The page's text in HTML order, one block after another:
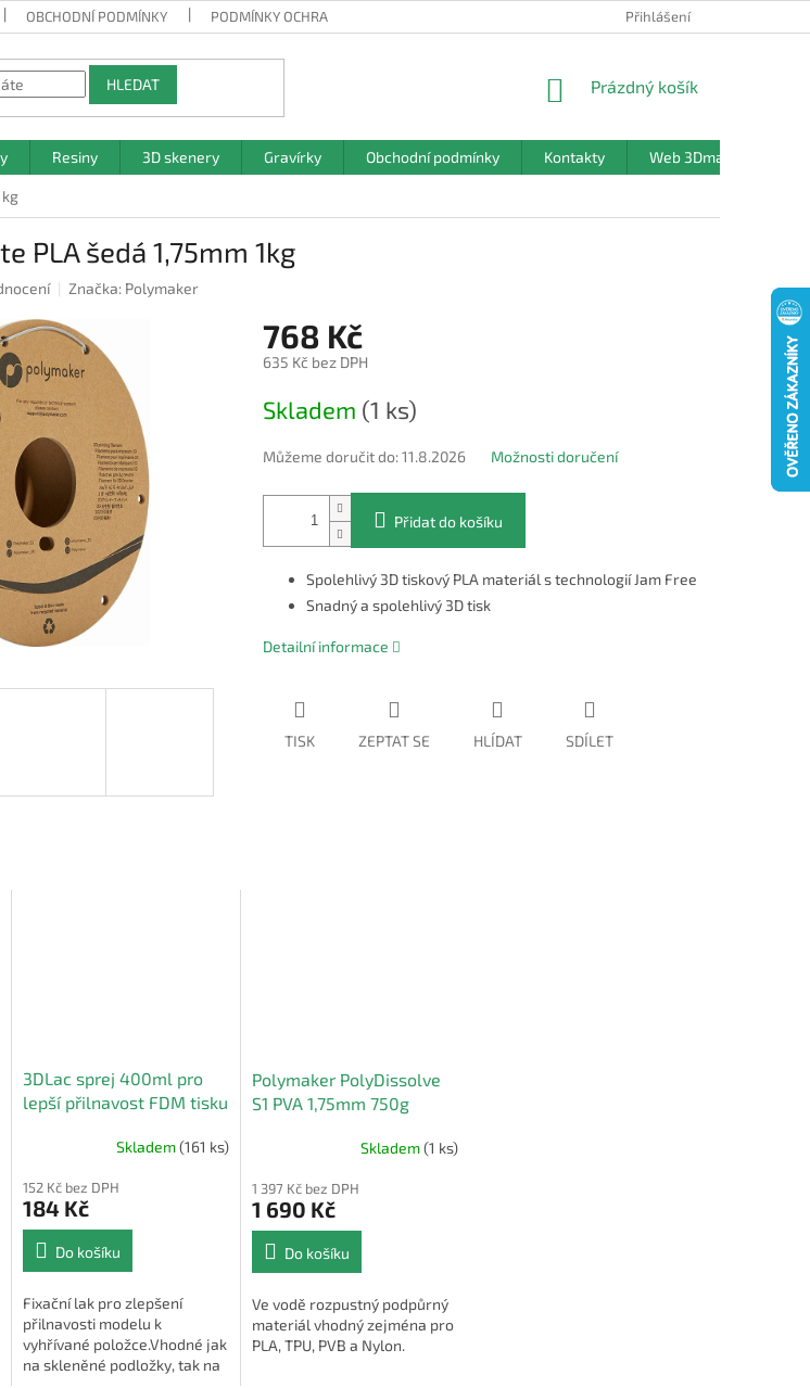
OBCHODNÍ PODMÍNKY PODMÍNKY OCHRANY OSOBNÍCH ÚDAJŮ Přihlášení
HLEDAT
NÁKUPNÍ
Prázdný košík
Resiny 3D skenery Gravírky Obchodní podmínky Kontakty Web 3Dmanufaktura.cz
PLA šedá 1,75mm 1kg
Značka: Polymaker
768 Kč
635 Kč bez DPH
cena:
Skladem (1 ks)
Můžeme doručit do: 11.8.2026 Možnosti doručení
Přidat do košíku
Spolehlivý 3D tiskový PLA materiál s technologií Jam Free
Snadný a spolehlivý 3D tisk
Detailní informace
TISK ZEPTAT SE HLÍDAT SDÍLET
3DLac sprej 400ml pro
lepší přilnavost FDM tisku
produktu
je
4,0
5
hvězdiček.
Skladem(161 ks)
152 Kč bez DPH
184 Kč
Do košíku
Fixační lak pro zlepšení
přilnavosti modelu k
vyhřívané položce.Vhodné jak
na skleněné podložky, tak na
Polymaker PolyDissolve
S1 PVA 1,75mm 750g
Skladem(1 ks)
1 397 Kč bez DPH
1 690 Kč
Do košíku
Ve vodě rozpustný podpůrný
materiál vhodný zejména pro
PLA, TPU, PVB a Nylon.